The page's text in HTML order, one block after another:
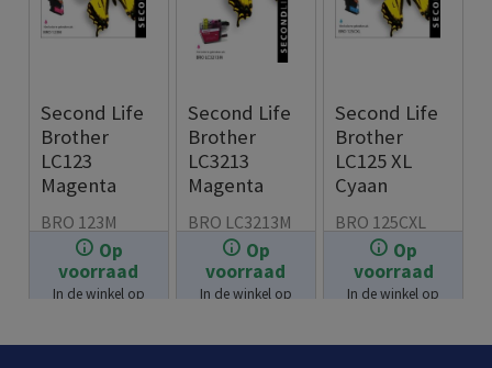
Op
voorraad
In de winkel op
Second Life
Brother
LC123
Magenta
6.99
BRO 123M
Op
voorraad
In de winkel op
Second Life
Brother
LC3213
Magenta
8.99
BRO LC3213M
Op
voorraad
In de winkel op
Second Life
Brother
LC125 XL
Cyaan
6.99
BRO 125CXL